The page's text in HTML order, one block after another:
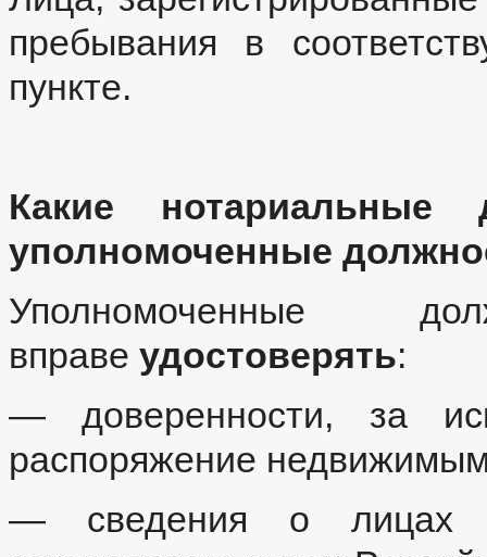
пребывания в
пункте.
Какие нотариальные
уполномоченные
Уполномоченные
вправе удостоверять:
— доверенности, за
распоряжение
— сведения о лицах в